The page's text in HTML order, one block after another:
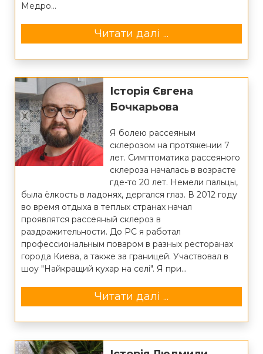
Медро...
Читати далі ...
Історія Євгена
Бочкарьова
Я болею рассеяным
склерозом на протяжении 7
лет. Симптоматика рассеяного
склероза началась в возрасте
где-то 20 лет. Немели пальцы,
была ёлкость в ладонях, дергался глаз. В 2012 году
во время отдыха в теплых странах начал
проявлятся рассеяный склероз в
раздражительности. До РС я работал
профессиональным поваром в разных ресторанах
города Киева, а также за границей. Участвовал в
шоу "Найкращий кухар на селі". Я при...
Читати далі ...